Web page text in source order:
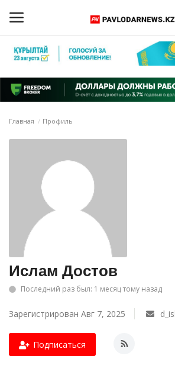
Регистрация
Главная
ПАВЛОДАРСКАЯ ОБЛАСТЬ
КАЗАХСТАН
СПЕЦПРОЕКТЫ
СПОРТ
Чек-лист
РАЗВЛЕЧЕНИЯ
Главная Профиль
Ислам Достов
Последний раз был: 1 месяц тому назад
Зарегистрирован Авг 7, 2025
Подписаться